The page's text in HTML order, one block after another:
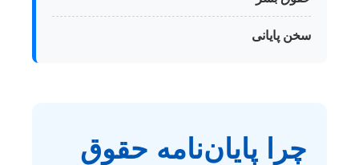
سخن پایانی
چرا پایان‌نامه حقوق